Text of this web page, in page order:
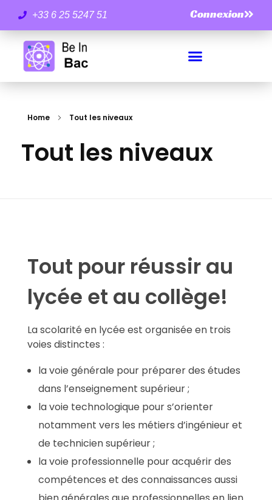
+33 6 25 5247 51 Connexion
Home Tout les niveaux
Tout les niveaux
Tout pour réussir au
lycée et au collège!
La scolarité en lycée est organisée en trois
voies distinctes :
la voie générale pour préparer des études
dans l’enseignement supérieur ;
la voie technologique pour s’orienter
notamment vers les métiers d’ingénieur et
de technicien supérieur ;
la voie professionnelle pour acquérir des
compétences et des connaissances aussi